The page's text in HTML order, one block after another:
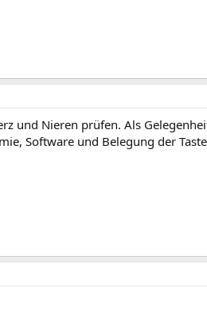
und Nieren prüfen. Als
Software und Belegung der